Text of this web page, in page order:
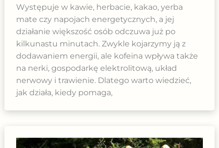
Występuje w kawie, herbacie, kakao, yerba
mate czy napojach energetycznych, a jej
działanie większość osób odczuwa już po
kilkunastu minutach. Zwykle kojarzymy ją z
dodawaniem energii, ale kofeina wpływa także
na nerki, gospodarkę elektrolitową, układ
nerwowy i trawienie. Dlatego warto wiedzieć,
jak działa, kiedy pomaga,